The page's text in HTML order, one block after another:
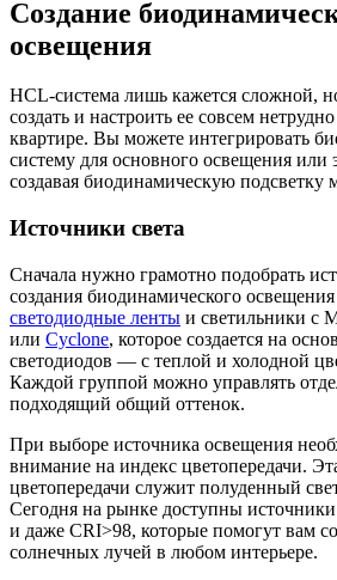
Создание
освещения
HCL-система лишь кажется сложной,
создать и настроить ее совсем
квартире. Вы можете интегрировать
систему для основного освещения или
создавая биодинамическую подсветку
Источники света
Сначала нужно грамотно подобрать
создания биодинамического
светодиодные ленты и светильники с
или Cyclone, которое создается на
светодиодов — с теплой и холодной
Каждой группой можно управлять
подходящий общий оттенок.
При выборе источника освещения
внимание на индекс цветопередачи.
цветопередачи служит полуденный
Сегодня на рынке доступны
и даже CRI>98, которые помогут вам
солнечных лучей в любом интерьере.